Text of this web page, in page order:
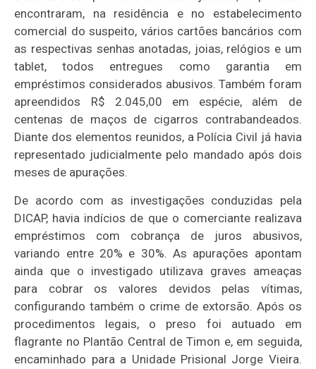
encontraram, na residência e no estabelecimento
comercial do suspeito, vários cartões bancários com
as respectivas senhas anotadas, joias, relógios e um
tablet, todos entregues como garantia em
empréstimos considerados abusivos. Também foram
apreendidos R$ 2.045,00 em espécie, além de
centenas de maços de cigarros contrabandeados.
Diante dos elementos reunidos, a Polícia Civil já havia
representado judicialmente pelo mandado após dois
meses de apurações.
De acordo com as investigações conduzidas pela
DICAP, havia indícios de que o comerciante realizava
empréstimos com cobrança de juros abusivos,
variando entre 20% e 30%. As apurações apontam
ainda que o investigado utilizava graves ameaças
para cobrar os valores devidos pelas vítimas,
configurando também o crime de extorsão. Após os
procedimentos legais, o preso foi autuado em
flagrante no Plantão Central de Timon e, em seguida,
encaminhado para a Unidade Prisional Jorge Vieira.